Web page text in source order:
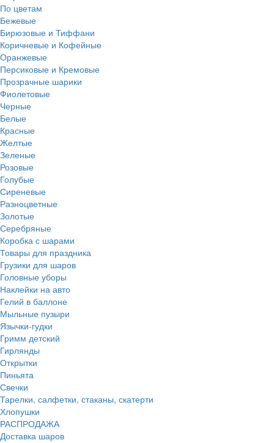
По цветам
Бежевые
Бирюзовые и Тиффани
Коричневые и Кофейные
Оранжевые
Персиковые и Кремовые
Прозрачные шарики
Фиолетовые
Черные
Белые
Красные
Желтые
Зеленые
Розовые
Голубые
Сиреневые
Разноцветные
Золотые
Серебряные
Коробка с шарами
Товары для праздника
Грузики для шаров
Головные уборы
Наклейки на авто
Гелий в баллоне
Мыльные пузыри
Язычки-гудки
Гримм детский
Гирлянды
Открытки
Пиньята
Свечки
Тарелки, салфетки, стаканы, скатерти
Хлопушки
РАСПРОДАЖА
Доставка шаров